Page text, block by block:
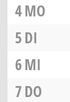
4MO
5DI
6MI
7DO